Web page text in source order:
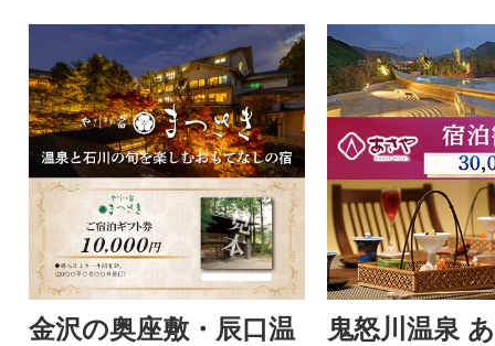
金沢の奥座敷・辰口温
鬼怒川温泉